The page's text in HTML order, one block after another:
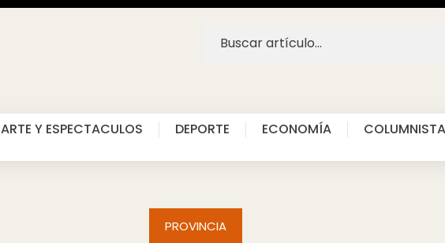
ARTE Y ESPECTACULOS DEPORTE ECONOMÍA
PROVINCIA